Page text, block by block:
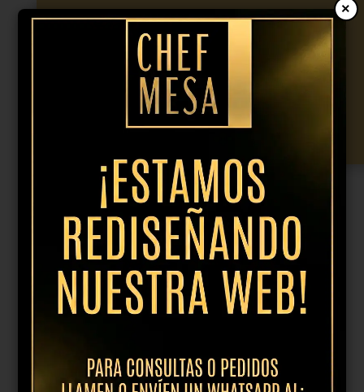
9,08€ IVA incl.
Añadir al presupuesto
Productos relacionados
×